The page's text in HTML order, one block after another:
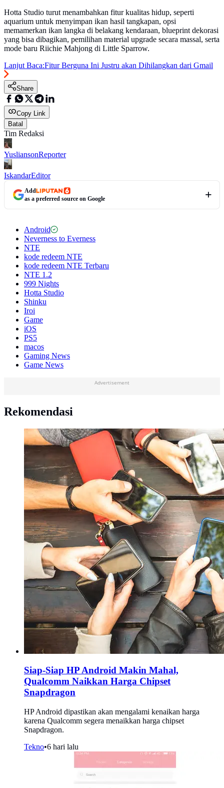
Hotta Studio turut menambahkan fitur kualitas hidup, seperti
aquarium untuk menyimpan ikan hasil tangkapan, opsi
memamerkan ikan langka di belakang kendaraan, blueprint dekorasi
yang bisa dibagikan, pemilihan material upgrade secara massal, serta
mode baru Riichie Mahjong di Little Sparrow.
Lanjut Baca:Fitur Berguna Ini Justru akan Dihilangkan dari Gmail
Share
Copy Link
Batal
Tim Redaksi
YusliansonReporter
IskandarEditor
Add
as a preferred source on Google
Android
Neverness to Everness
NTE
kode redeem NTE
kode redeem NTE Terbaru
NTE 1.2
999 Nights
Hotta Studio
Shinku
Iroi
Game
iOS
PS5
macos
Gaming News
Game News
Advertisement
Rekomendasi
Siap-Siap HP Android Makin Mahal,
Qualcomm Naikkan Harga Chipset
Snapdragon
HP Android dipastikan akan mengalami kenaikan harga
karena Qualcomm segera menaikkan harga chipset
Snapdragon.
Tekno•6 hari lalu